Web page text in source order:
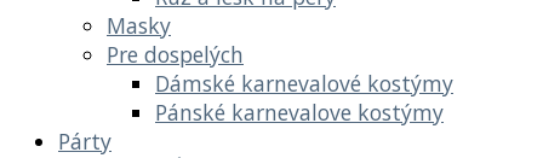
Masky
Pre dospelých
Dámské karnevalové kostýmy
Pánské karnevalove kostýmy
Párty